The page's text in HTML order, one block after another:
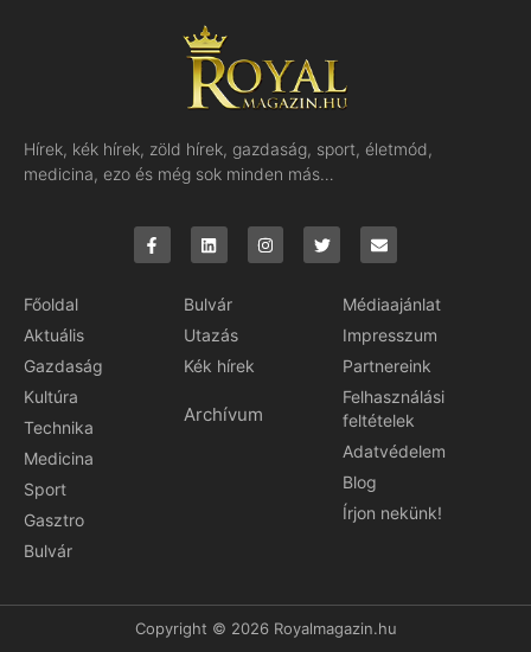
Hírek, kék hírek, zöld hírek, gazdaság, sport, életmód,
medicina, ezo és még sok minden más…
Főoldal
Aktuális
Gazdaság
Kultúra
Technika
Medicina
Sport
Gasztro
Bulvár
Bulvár
Utazás
Kék hírek
Archívum
Médiaajánlat
Impresszum
Partnereink
Felhasználási
feltételek
Adatvédelem
Blog
Írjon nekünk!
Copyright © 2026 Royalmagazin.hu